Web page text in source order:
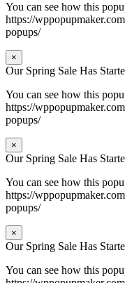
You can see how this
https://
popups/
×
Our Spring Sale Has
You can see how this
https://
popups/
×
Our Spring Sale Has
You can see how this
https://
popups/
×
Our Spring Sale Has
You can see how this